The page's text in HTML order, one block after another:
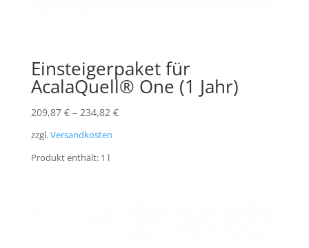
Einsteigerpaket für
AcalaQuell® One (1 Jahr)
209,87 €– 234,82 €
zzgl.Versandkosten
Produkt enthält: 1 l